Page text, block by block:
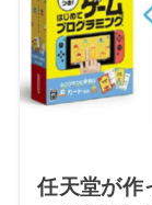
任天堂が作